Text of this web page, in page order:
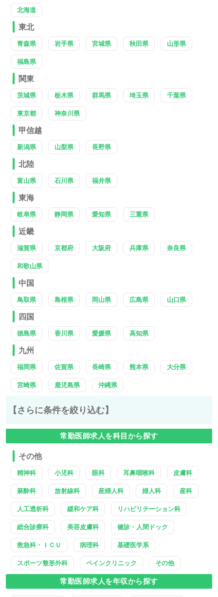
北海道
東北
青森県 岩手県 宮城県 秋田県 山形県
福島県
関東
茨城県 栃木県 群馬県 埼玉県 千葉県
東京都 神奈川県
甲信越
新潟県 山梨県 長野県
北陸
富山県 石川県 福井県
東海
岐阜県 静岡県 愛知県 三重県
近畿
滋賀県 京都府 大阪府 兵庫県 奈良県
和歌山県
中国
鳥取県 島根県 岡山県 広島県 山口県
四国
徳島県 香川県 愛媛県 高知県
九州
福岡県 佐賀県 長崎県 熊本県 大分県
宮崎県 鹿児島県 沖縄県
【さらに条件を絞り込む】
常勤医師求人を科目から探す
その他
精神科 小児科 眼科 耳鼻咽喉科 皮膚科
麻酔科 放射線科 産婦人科 婦人科 産科
人工透析科 緩和ケア科 リハビリテーション科
総合診療科 美容皮膚科 健診・人間ドック
救急科・ＩＣＵ 病理科 基礎医学系
スポーツ整形外科 ペインクリニック その他
常勤医師求人を年収から探す